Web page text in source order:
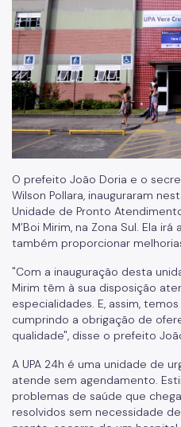
O prefeito João Doria e o
Wilson Pollara, inauguraram
Unidade de Pronto
M’Boi Mirim, na Zona Sul. Ela
também proporcionar
"Com a inauguração desta
Mirim têm à sua disposição
especialidades. E, assim,
cumprindo a obrigação de
qualidade", disse o prefeito
A UPA 24h é uma unidade de
atende sem agendamento.
problemas de saúde que
resolvidos sem necessidade